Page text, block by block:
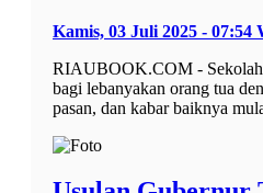
Kamis, 03 Juli 2025 - 07:54
RIAUBOOK.COM - Sekolah
bagi lebanyakan orang tua
pasan, dan kabar baiknya